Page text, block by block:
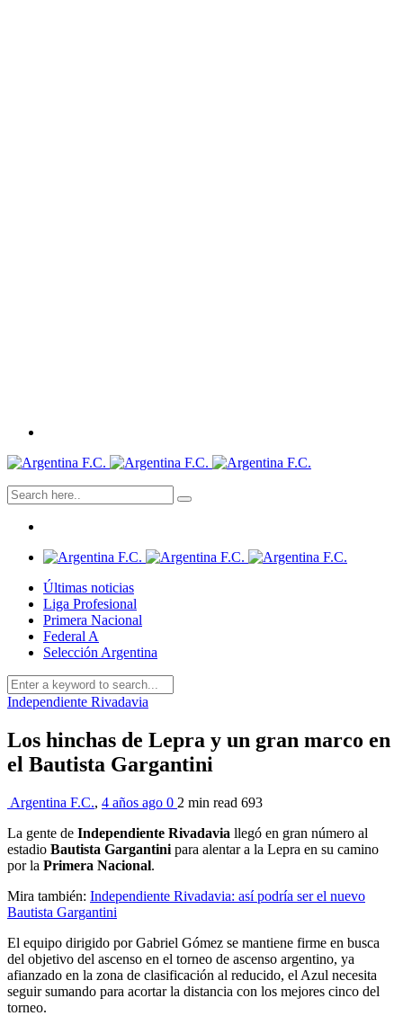
Últimas noticias
Liga Profesional
Primera Nacional
Federal A
Selección Argentina
Independiente Rivadavia
Los hinchas de Lepra y un gran marco en
el Bautista Gargantini
Argentina F.C., 4 años ago 0 2 min read 693
La gente de Independiente Rivadavia llegó en gran número al
estadio Bautista Gargantini para alentar a la Lepra en su camino
por la Primera Nacional.
Mira también: Independiente Rivadavia: así podría ser el nuevo
Bautista Gargantini
El equipo dirigido por Gabriel Gómez se mantiene firme en busca
del objetivo del ascenso en el torneo de ascenso argentino, ya
afianzado en la zona de clasificación al reducido, el Azul necesita
seguir sumando para acortar la distancia con los mejores cinco del
torneo.